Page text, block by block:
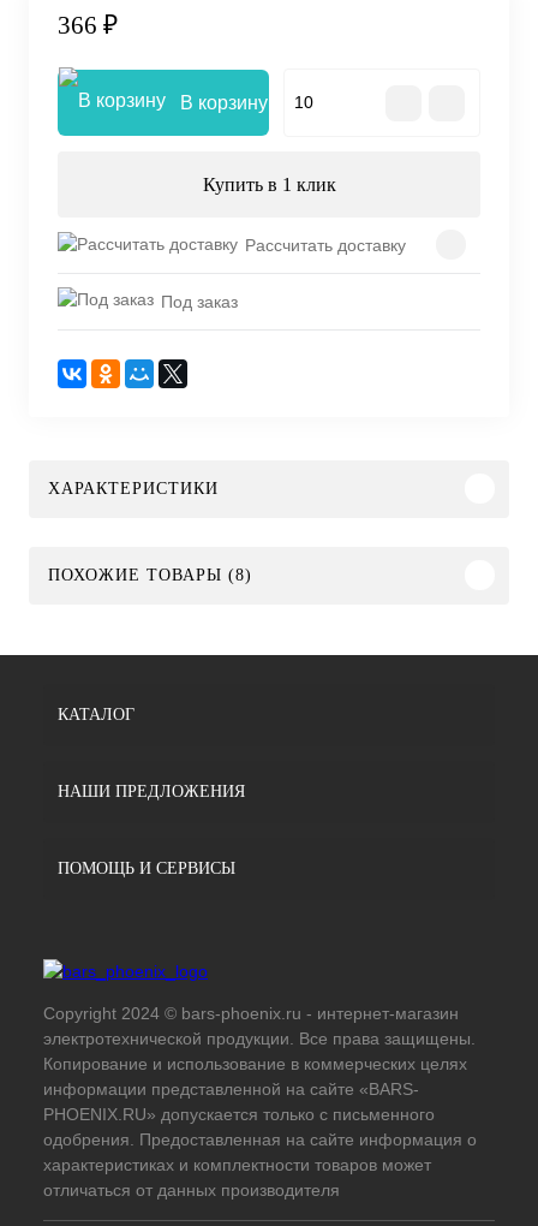
366 ₽
В корзину
Купить в 1 клик
Рассчитать доставку
Под заказ
ХАРАКТЕРИСТИКИ
ПОХОЖИЕ ТОВАРЫ (8)
КАТАЛОГ
НАШИ ПРЕДЛОЖЕНИЯ
ПОМОЩЬ И СЕРВИСЫ
Copyright 2024 © bars-phoenix.ru - интернет-магазин
электротехнической продукции. Все права защищены.
Копирование и использование в коммерческих целях
информации представленной на сайте «BARS-
PHOENIX.RU» допускается только с письменного
одобрения. Предоставленная на сайте информация о
характеристиках и комплектности товаров может
отличаться от данных производителя